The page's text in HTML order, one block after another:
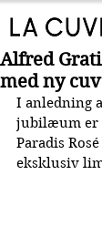
Alfred
med ny
I anledning
jubilæum er
Paradis
eksklusiv